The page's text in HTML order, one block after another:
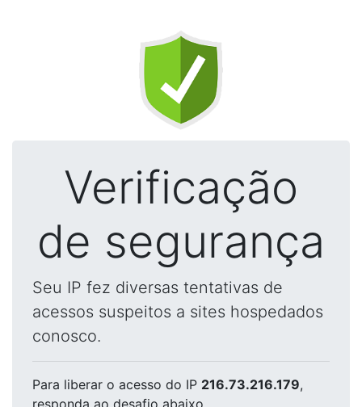
Verificação
de segurança
Seu IP fez diversas tentativas de
acessos suspeitos a sites hospedados
conosco.
Para liberar o acesso do IP 216.73.216.179,
responda ao desafio abaixo.